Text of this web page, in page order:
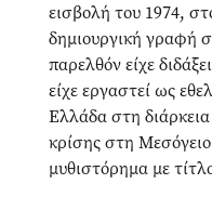
εισβολή του 1974,
δημιουργική γραφή
παρελθόν είχε
είχε εργαστεί ως
Ελλάδα στη
κρίσης στη
μυθιστόρημα με